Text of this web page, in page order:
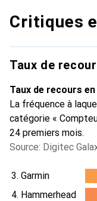
Critiques
Taux de
Taux de recours
La fréquence à
catégorie «
24 premiers mois.
Source: Digitec
3. Garmin
4. Hammerhead